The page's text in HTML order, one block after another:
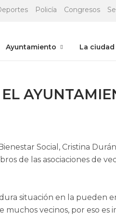
Policía Congresos
Ayuntamiento La ciudad
Social, Cristina
de las asociaciones de
situación en la pueden
vecinos, por eso